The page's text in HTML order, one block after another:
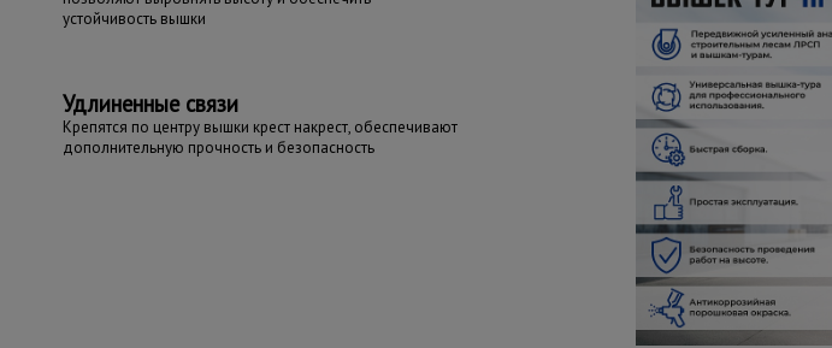
устойчивость вышки
Удлиненные связи
Крепятся по центру вышки крест накрест, обеспечивают
дополнительную прочность и безопасность